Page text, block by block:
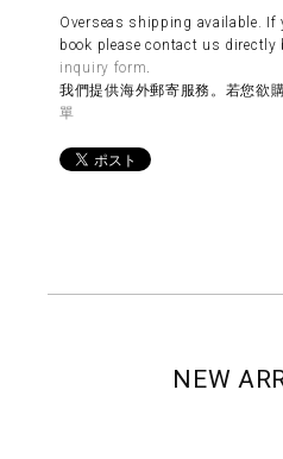
Overseas shipping available. If
book please contact us directly
inquiry form
我們提供海外郵寄服務。若您欲
單
NEW